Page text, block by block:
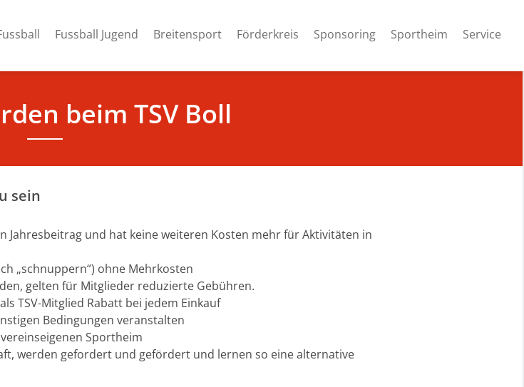
Fussball Jugend Breitensport Förderkreis Sponsoring Sportheim Service
beim TSV Boll
sein
Jahresbeitrag und hat keine weiteren Kosten mehr für Aktivitäten in
„schnuppern“) ohne Mehrkosten
gelten für Mitglieder reduzierte Gebühren.
TSV-Mitglied Rabatt bei jedem Einkauf
Bedingungen veranstalten
Sportheim
werden gefordert und gefördert und lernen so eine alternative